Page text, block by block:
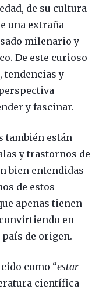
de su cultura
una extraña
milenario y
De este curioso
tendencias y
y fascinar.
también están
y trastornos de
bien entendidas
de estos
apenas tienen
en
de origen.
como “estar
científica